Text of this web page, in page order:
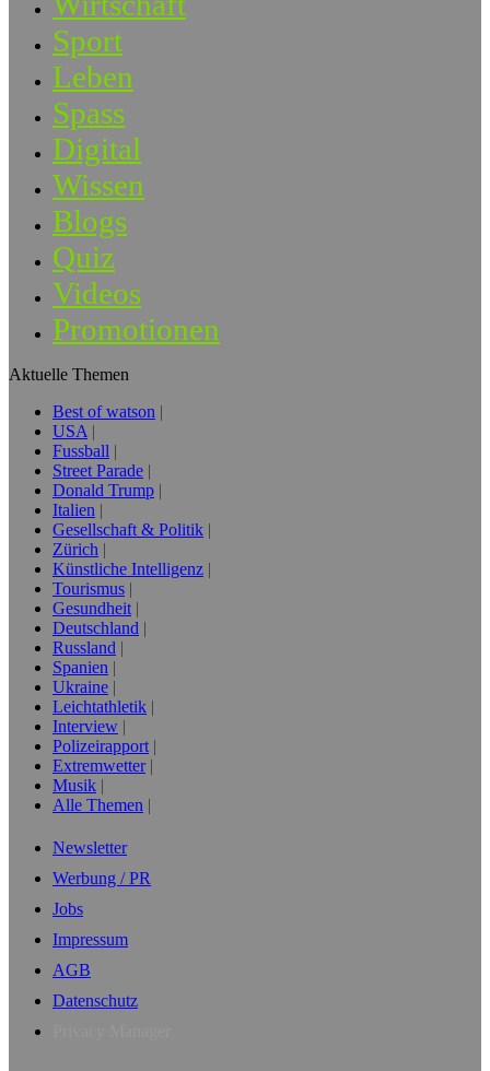
Sport
Leben
Spass
Digital
Wissen
Blogs
Quiz
Videos
Promotionen
Aktuelle Themen
Best of watson
USA
Fussball
Street Parade
Donald Trump
Italien
Gesellschaft & Politik
Zürich
Künstliche Intelligenz
Tourismus
Gesundheit
Deutschland
Russland
Spanien
Ukraine
Leichtathletik
Interview
Polizeirapport
Extremwetter
Musik
Alle Themen
Newsletter
Werbung / PR
Jobs
Impressum
AGB
Datenschutz